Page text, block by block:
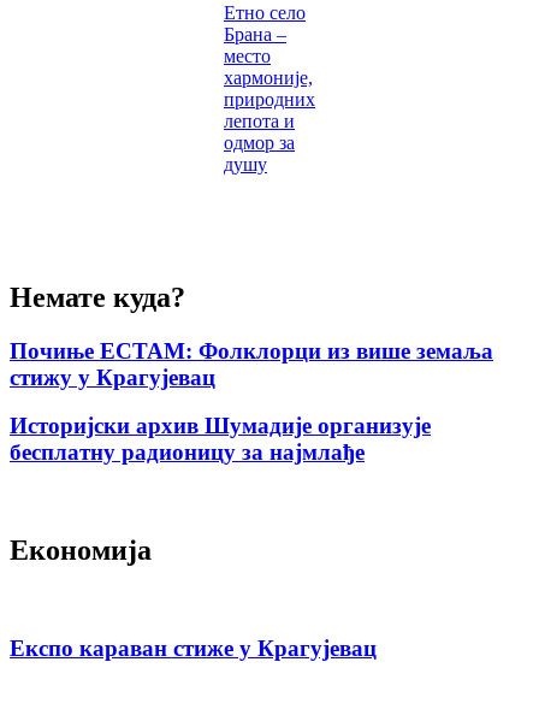
Етно село
Брана –
место
хармоније,
природних
лепота и
одмор за
душу
Немате куда?
Почиње ЕСТАМ: Фолклорци из више земаља
стижу у Крагујевац
Историјски архив Шумадије организује
бесплатну радионицу за најмлађе
Економија
Експо караван стиже у Крагујевац